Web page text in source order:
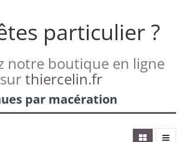
particulier ?
notre boutique en ligne
surthiercelin.fr
par macération